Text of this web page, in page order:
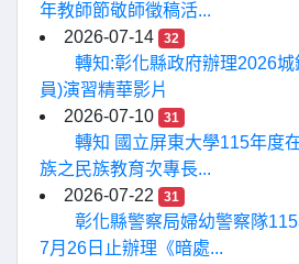
年教師節敬師徵稿活...
2026-07-14
32
轉知:彰化縣政府辦理2026
員)演習精華影片
2026-07-10
31
轉知 國立屏東大學115年度
族之民族教育次專長...
2026-07-22
31
彰化縣警察局婦幼警察隊
7月26日止辦理《暗處...